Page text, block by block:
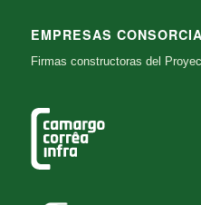
EMPRESAS
Firmas constructoras del